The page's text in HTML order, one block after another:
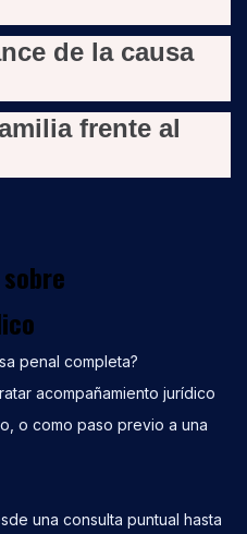
de la causa
frente al
penal completa?
acompañamiento jurídico
o como paso previo a una
una consulta puntual hasta